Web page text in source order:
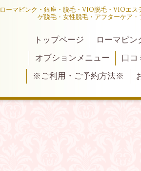
ローマピンク・銀座・脱毛・VIO脱毛・VIOエ
ゲ脱毛・女性脱毛・アフターケア
トップページ ローマピ
オプションメニュー
口コ
※ご利用・ご予約方法※